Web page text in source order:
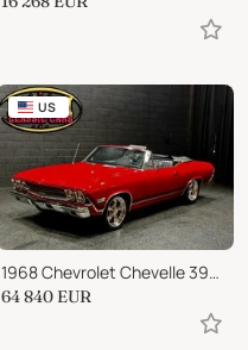
US
1968 Chevrolet Chevelle 396cid 6.5 LITER BIG BLOCK CONVERTIBLE 12 BOLT!!
64 840 EUR